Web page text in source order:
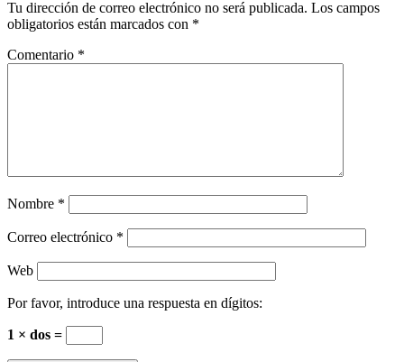
Tu dirección de correo electrónico no será publicada. Los campos
obligatorios están marcados con *
Comentario *
Nombre *
Correo electrónico *
Web
Por favor, introduce una respuesta en dígitos:
1 × dos =